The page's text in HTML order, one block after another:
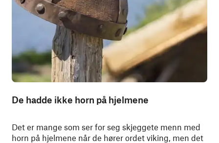
De hadde ikke horn på hjelmene
Det er mange som ser for seg skjeggete menn med
horn på hjelmene når de hører ordet viking, men det